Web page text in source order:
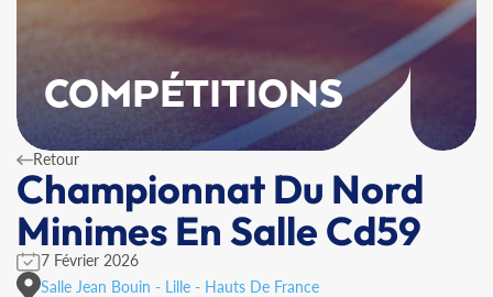
COMPÉTITIONS
Retour
Championnat Du Nord
Minimes En Salle Cd59
7 Février 2026
Salle Jean Bouin - Lille - Hauts De France